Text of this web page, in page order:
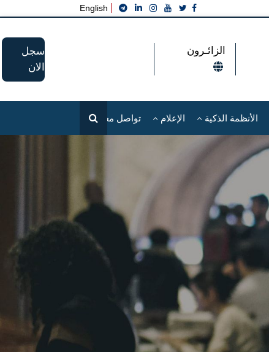
English
الزائـرون
سجل
الان
الأنظمة الذكية الإعلام تواصل معنا